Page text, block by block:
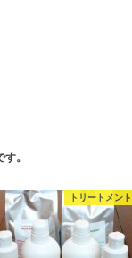
。
トリートメント